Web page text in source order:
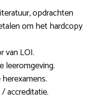
opdrachten
om het hardcopy
van LOI.
leeromgeving.
accreditatie.